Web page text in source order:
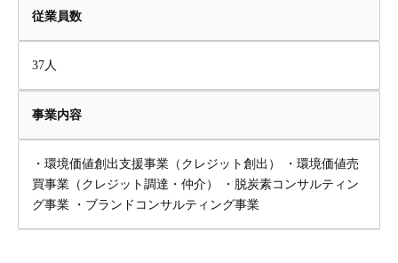
従業員数
37人
事業内容
・環境価値創出支援事業（クレジット創出） ・環境価値売
買事業（クレジット調達・仲介） ・脱炭素コンサルティン
グ事業 ・ブランドコンサルティング事業